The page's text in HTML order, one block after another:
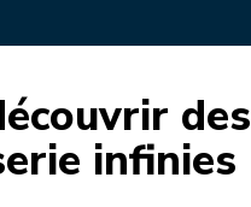
des
infinies